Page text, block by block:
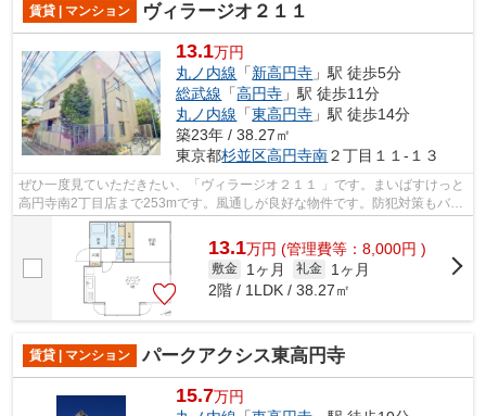
賃貸 | マンション ヴィラージオ２１１
13.1万円
丸ノ内線 「新高円寺 」駅 徒歩5分
総武線 「高円寺 」駅 徒歩11分
丸ノ内線 「東高円寺 」駅 徒歩14分
築23年 / 38.27㎡
東京都杉並区高円寺南２丁目１１-１３
ぜひ一度見ていただきたい、「ヴィラージオ２１１ 」です。まいばすけっと
高円寺南2丁目店まで253mです。風通しが良好な物件です。防犯対策もバッ
チリなマンションタイプの物件です。...
13.1万円 (管理費等：8,000円 )
敷金 1ヶ月 礼金
1ヶ月
2階 / 1LDK / 38.27㎡
賃貸 | マンション パークアクシス東高円寺
15.7万円